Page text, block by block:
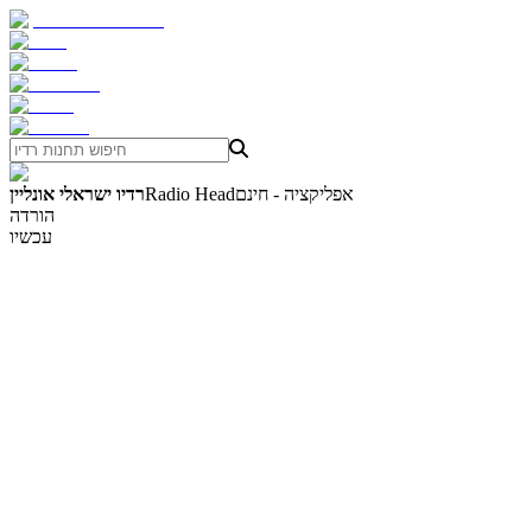
רדיו ישראלי אונלייןRadio Headאפליקציה - חינם
הורדה
עכשיו